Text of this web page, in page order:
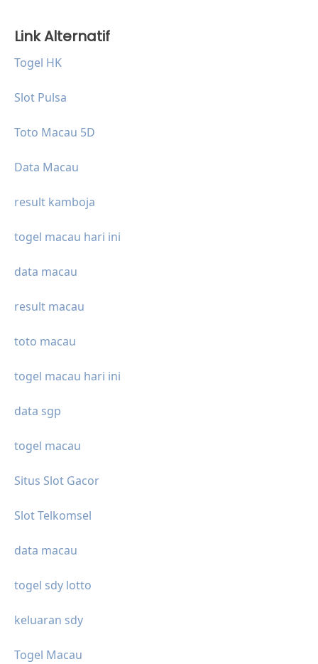
Link Alternatif
Togel HK
Slot Pulsa
Toto Macau 5D
Data Macau
result kamboja
togel macau hari ini
data macau
result macau
toto macau
togel macau hari ini
data sgp
togel macau
Situs Slot Gacor
Slot Telkomsel
data macau
togel sdy lotto
keluaran sdy
Togel Macau